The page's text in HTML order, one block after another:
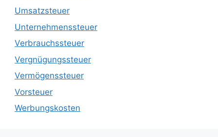
Umsatzsteuer
Unternehmenssteuer
Verbrauchssteuer
Vergnügungssteuer
Vermögenssteuer
Vorsteuer
Werbungskosten